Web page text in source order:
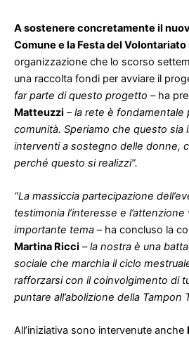
A sostenere concretamente il
Comune e la Festa del
organizzazione che lo scorso
una raccolta fondi per avviare il
far parte di questo progetto – ha
Matteuzzi –la rete è fondamentale
comunità. Speriamo che questo sia
interventi a sostegno delle donne,
perché questo si realizzi”.
“La massiccia partecipazione
testimonia l’interesse e
importante tema – ha concluso la
Martina Ricci –la nostra è una
sociale che marchia il ciclo
rafforzarsi con il coinvolgimento di
puntare all’abolizione della Tampon
All’iniziativa sono intervenute anche